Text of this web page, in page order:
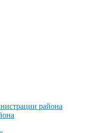
района